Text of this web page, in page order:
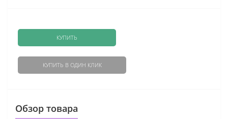
КУПИТЬ
КУПИТЬ В ОДИН КЛИК
Обзор товара